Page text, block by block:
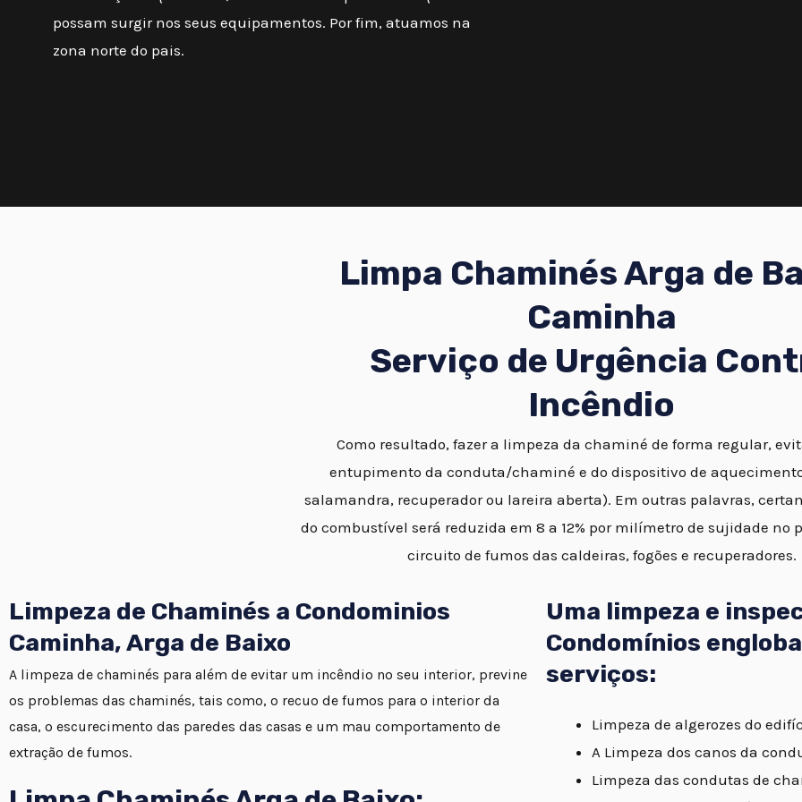
possam surgir nos seus equipamentos. Por fim, atuamos na
zona norte do pais.
Limpa Chaminés Arga de
Caminha
Serviço de Urgência
Incêndio
Como resultado, fazer a limpeza da chaminé de forma regular,
entupimento da conduta/chaminé e do dispositivo de
salamandra, recuperador ou lareira aberta). Em outras palavras,
do combustível será reduzida em 8 a 12% por milímetro de sujidade no
circuito de fumos das caldeiras, fogões e recuperadores.
Limpeza de Chaminés a Condominios
Caminha, Arga de Baixo
A limpeza de chaminés para além de evitar um incêndio no seu interior, previne
os problemas das chaminés, tais como, o recuo de fumos para o interior da
casa, o escurecimento das paredes das casas e um mau comportamento de
extração de fumos.
Uma limpeza e
Condomínios
serviços:
Limpeza de algerozes do
A Limpeza dos canos da
Limpeza das condutas de